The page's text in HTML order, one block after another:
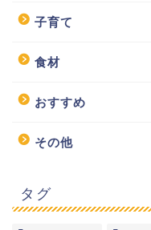
子育て
食材
おすすめ
その他
タグ